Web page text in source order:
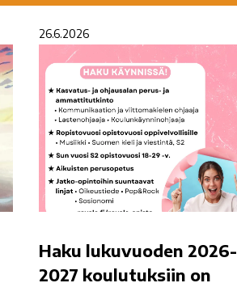
26.6.2026
Haku lukuvuoden 2026-
2027 koulutuksiin on